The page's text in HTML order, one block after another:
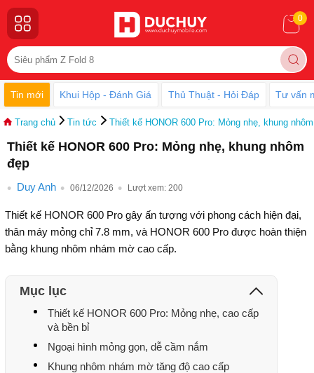
0
Tin mới Khui Hộp - Đánh Giá Thủ Thuật - Hỏi Đáp Tư vấn
Trang chủ Tin tức Thiết kế HONOR 600 Pro: Mỏng nhẹ, khung
Thiết kế HONOR 600 Pro: Mỏng nhẹ, khung nhôm
đẹp
Duy Anh 06/12/2026 Lượt xem: 200
Thiết kế HONOR 600 Pro gây ấn tượng với phong cách hiện đại,
thân máy mỏng chỉ 7.8 mm, và HONOR 600 Pro được hoàn thiện
bằng khung nhôm nhám mờ cao cấp.
Mục lục
Thiết kế HONOR 600 Pro: Mỏng nhẹ, cao cấp
và bền bỉ
Ngoại hình mỏng gọn, dễ cầm nắm
Khung nhôm nhám mờ tăng độ cao cấp